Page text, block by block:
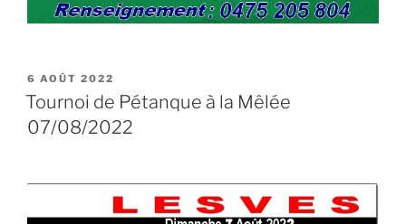
PUBLIÉ
LE
6 AOÛT 2022
Tournoi de Pétanque à la Mêlée
07/08/2022